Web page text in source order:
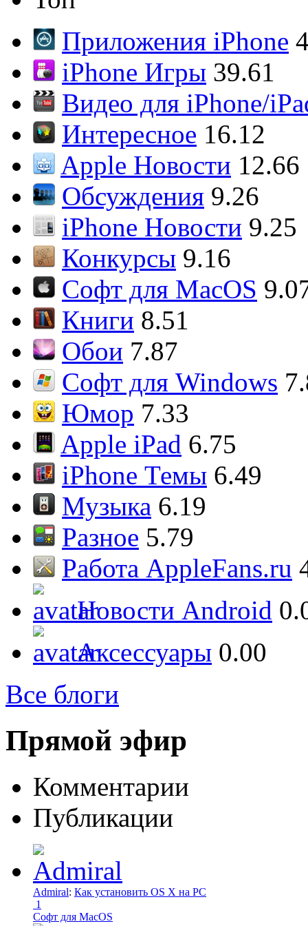
Приложения iPhone
iPhone Игры 39.61
Видео для iPhone/
Интересное 16.12
Apple Новости 12.66
Обсуждения 9.26
iPhone Новости 9.25
Конкурсы 9.16
Софт для MacOS
Книги 8.51
Обои 7.87
Софт для Windows
Юмор 7.33
Apple iPad 6.75
iPhone Темы 6.49
Музыка 6.19
Разное 5.79
Работа AppleFans.ru
Новости Android
Аксессуары 0.00
Все блоги
Прямой эфир
Комментарии
Публикации
Admiral: Как установить OS X на PC
1
Софт для MacOS